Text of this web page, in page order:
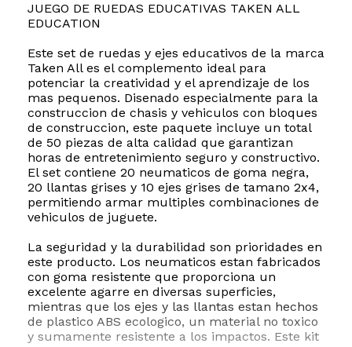
JUEGO DE RUEDAS EDUCATIVAS TAKEN ALL
EDUCATION
Este set de ruedas y ejes educativos de la marca
Taken All es el complemento ideal para
potenciar la creatividad y el aprendizaje de los
mas pequenos. Disenado especialmente para la
construccion de chasis y vehiculos con bloques
de construccion, este paquete incluye un total
de 50 piezas de alta calidad que garantizan
horas de entretenimiento seguro y constructivo.
El set contiene 20 neumaticos de goma negra,
20 llantas grises y 10 ejes grises de tamano 2x4,
permitiendo armar multiples combinaciones de
vehiculos de juguete.
La seguridad y la durabilidad son prioridades en
este producto. Los neumaticos estan fabricados
con goma resistente que proporciona un
excelente agarre en diversas superficies,
mientras que los ejes y las llantas estan hechos
de plastico ABS ecologico, un material no toxico
y sumamente resistente a los impactos. Este kit